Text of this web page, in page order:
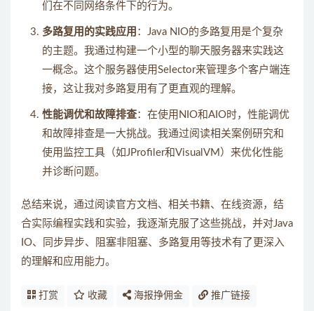
们在不同网络条件下的行为。
多路复用的实践应用 ：Java NIO的多路复用是个复杂
的主题。我通过构建一个小型的聊天服务器来实践这
一概念。这个服务器使用Selector来管理多个客户端连
接，这让我对多路复用有了更直观的理解。
性能调优和故障排查：在使用NIO和AIO时，性能调优
和故障排查是一大挑战。我通过阅读相关案例研究和
使用监控工具（如JProfiler和VisualVM）来优化性能
并诊断问题。
总结来说，通过阅读官方文档、相关书籍、在线资源，结
合实际编程实践和实验，我逐渐克服了这些挑战，并对Java
IO、同步异步、阻塞非阻塞、多路复用等技术有了更深入
的理解和应用能力。
打赏 收藏 海报挣佣金 推广链接